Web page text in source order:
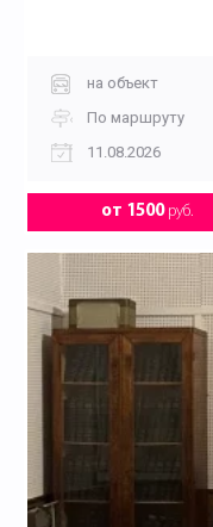
на объект
По маршруту
11.08.2026
от 1500руб.